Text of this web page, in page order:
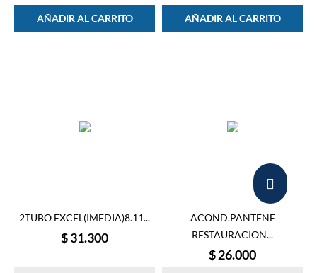
AÑADIR AL CARRITO AÑADIR AL CARRITO
2TUBO EXCEL(IMEDIA)8.11...
Precio
$ 31.300
ACOND.PANTENE
RESTAURACION...
Precio
$ 26.000